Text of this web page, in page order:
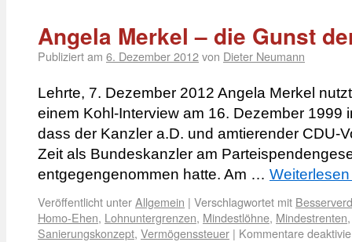
Angela Merkel – die Gunst
Publiziert am 6. Dezember 2012von Dieter Neumann
Lehrte, 7. Dezember 2012 Angela Merkel
einem Kohl-Interview am 16. Dezember 1999
dass der Kanzler a.D. und amtierender CDU-
Zeit als Bundeskanzler am
entgegengenommen hatte. Am …
Veröffentlicht unterAllgemein | Verschlagwortet mit
Homo-Ehen, Lohnuntergrenzen, Mindestlöhne, Mindestrenten
Sanierungskonzept, Vermögenssteuer | Kommentare